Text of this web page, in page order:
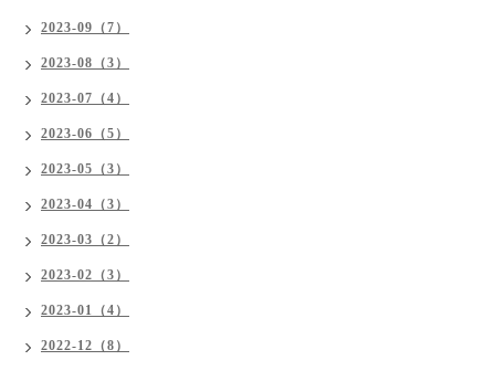
2023-09（7）
2023-08（3）
2023-07（4）
2023-06（5）
2023-05（3）
2023-04（3）
2023-03（2）
2023-02（3）
2023-01（4）
2022-12（8）